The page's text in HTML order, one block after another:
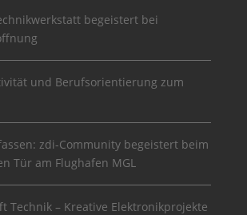
begeistert bei
und Berufsorientierung zum
zdi-Community begeistert beim
Tür am Flughafen MGL
Technik – Kreative Elektronikprojekte